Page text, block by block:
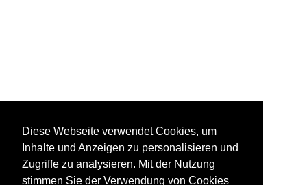
Diese Webseite verwendet Cookies, um
Inhalte und Anzeigen zu personalisieren und
Zugriffe zu analysieren. Mit der Nutzung
stimmen Sie der Verwendung von Cookies